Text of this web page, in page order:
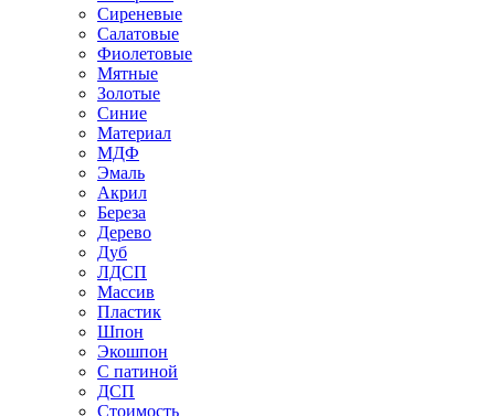
Сиреневые
Салатовые
Фиолетовые
Мятные
Золотые
Синие
Материал
МДФ
Эмаль
Акрил
Береза
Дерево
Дуб
ЛДСП
Массив
Пластик
Шпон
Экошпон
С патиной
ДСП
Стоимость